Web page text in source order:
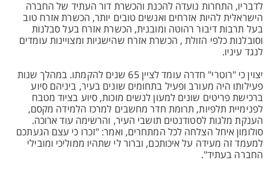
לדבריו, התחרות נועדה להכנת והכשרת דור העתיד של החברה
הישראלית להיות אזרחים ואנשים טובים יותר, הכשרת אזרח טוב
בעל תרבות דיבור רהוטה ומובנית, הכשרת אזרח בעל סבלנות
וסובלנות כלפי הזולת , הכשרת אזרח שהישגיות ומצויינות עומדים
לנגד עיניו.
יצוין כי "רוטרי" חדרה עומד לציין 65 שנים להקמתו. במהלך שנות
פעילותו היה מעורב ופעיל בתחומים שונים בעיר, ביניהם סיוע
ברכישת פריטים שונים למעון לנשים מוכות, סיוע בציוד מטבח
לפנימיית תלפיות, תרומת חדר מחשבים למרכז הלמידה מקסם,
הענקת מלגות לסטודנטים תושבי העיר, והרשימה עוד ארוכה.
סולומון איחל הצלחה לכל המתחרים, ואמר: "זכרו כי עצם הגעתכם
למעמד זה מעידה על איכותכם, וברור לי שתהיו ממוליכי ומובילי
החברה בעתיד".